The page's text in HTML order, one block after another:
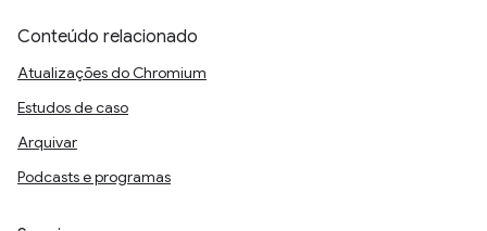
Conteúdo relacionado
Atualizações do Chromium
Estudos de caso
Arquivar
Podcasts e programas